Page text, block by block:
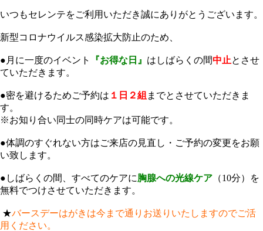
いつもセレンテをご利用いただき誠にありがとうございます。
新型コロナウイルス感染拡大防止のため、
●月に一度のイベント 『お得な日』 はしばらくの間中止とさせ
ていただきます。
●密を避けるためご予約は １日２組 までとさせていただきま
す。
※お知り合い同士の同時ケアは可能です。
●体調のすぐれない方はご来店の見直し・ご予約の変更をお願
い致します。
●しばらくの間、すべてのケアに胸腺への光線ケア （10分）を
無料でつけさせていただきます。
★バースデーはがきは今まで通りお送りいたしますのでご活
用ください。